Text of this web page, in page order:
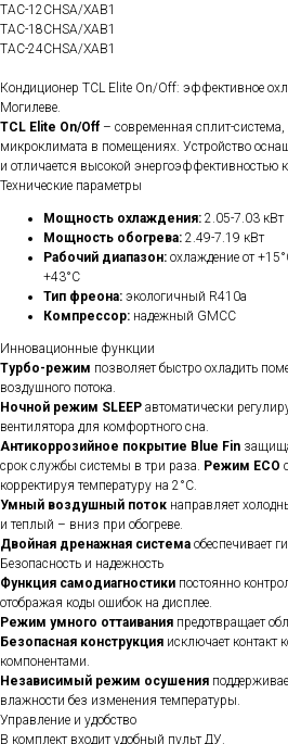
TAC-12CHSA/XAB1
TAC-18CHSA/XAB1
TAC-24CHSA/XAB1
Кондиционер TCL Elite On/Off: эффективное
Могилеве.
TCL Elite On/Off – современная сплит-
микроклимата в помещениях. Устройство
и отличается высокой энергоэффективностью
Технические параметры
Мощность охлаждения: 2.05-7.03 кВт
Мощность обогрева: 2.49-7.19 кВт
Рабочий диапазон: охлаждение от
+43°C
Тип фреона: экологичный R410a
Компрессор: надежный GMCC
Инновационные функции
Турбо-режим позволяет быстро охладить
воздушного потока.
Ночной режим SLEEP автоматически
вентилятора для комфортного сна.
Антикоррозийное покрытие Blue Fin
срок службы системы в три раза. Режим ECO
корректируя температуру на 2°C.
Умный воздушный поток направляет
и теплый – вниз при обогреве.
Двойная дренажная система обеспечивает
Безопасность и надежность
Функция самодиагностики постоянно
отображая коды ошибок на дисплее.
Режим умного оттаивания предотвращает
Безопасная конструкция исключает контакт
компонентами.
Независимый режим осушения
влажности без изменения температуры.
Управление и удобство
В комплект входит удобный пульт ДУ.